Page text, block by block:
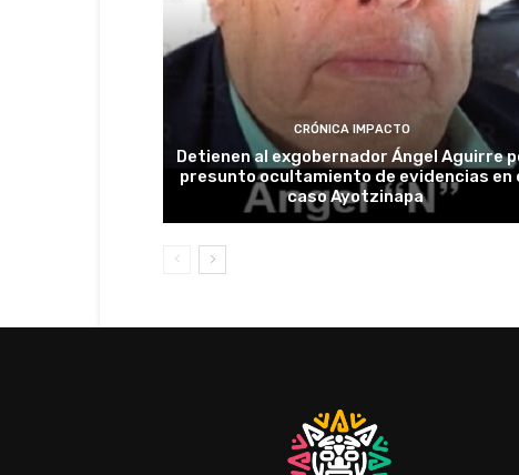
CRÓNICA IMPACTO
Detienen al exgobernador Ángel Aguirre
presunto ocultamiento de evidencias en
caso Ayotzinapa